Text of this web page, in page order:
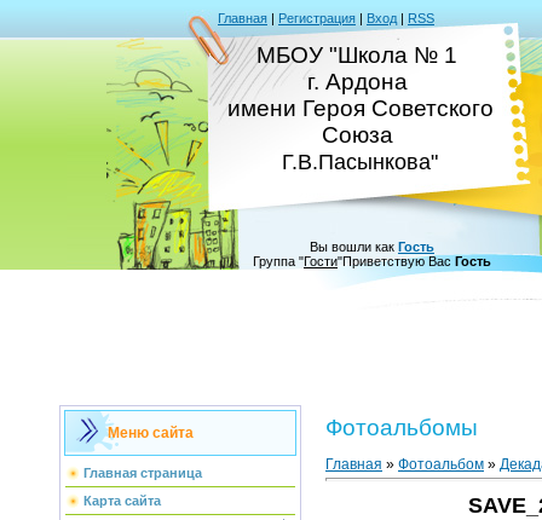
Главная | Регистрация | Вход | RSS
МБОУ "Школа № 1
г. Ардона
имени Героя Советского
Союза
Г.В.Пасынкова"
Вы вошли как Гость
Группа "Гости"Приветствую Вас Гость
Меню сайта
Главная страница
Карта сайта
Фотоальбомы
Главная » Фотоальбом »